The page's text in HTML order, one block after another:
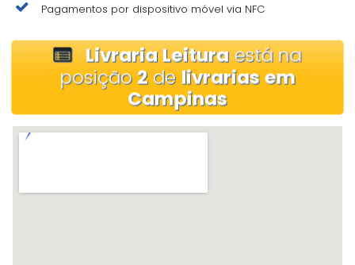
Pagamentos por dispositivo móvel via NFC
Livraria Leituraestá na
posição 2de livrarias em
Campinas